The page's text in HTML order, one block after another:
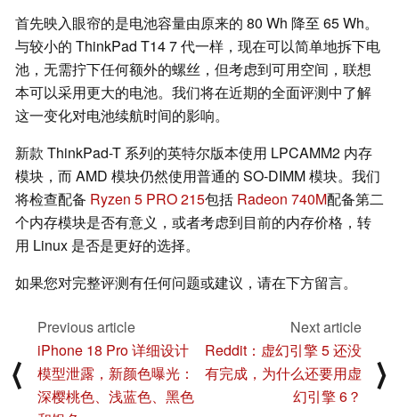
首先映入眼帘的是电池容量由原来的 80 Wh 降至 65 Wh。
与较小的 ThinkPad T14 7 代一样，现在可以简单地拆下电
池，无需拧下任何额外的螺丝，但考虑到可用空间，联想
本可以采用更大的电池。我们将在近期的全面评测中了解
这一变化对电池续航时间的影响。
新款 ThinkPad-T 系列的英特尔版本使用 LPCAMM2 内存
模块，而 AMD 模块仍然使用普通的 SO-DIMM 模块。我们
将检查配备 Ryzen 5 PRO 215包括 Radeon 740M配备第二
个内存模块是否有意义，或者考虑到目前的内存价格，转
用 Linux 是否是更好的选择。
如果您对完整评测有任何问题或建议，请在下方留言。
⟨
Previous article
iPhone 18 Pro 详细设计
模型泄露，新颜色曝光：
深樱桃色、浅蓝色、黑色
Next article
Reddit：虚幻引擎 5 还没
有完成，为什么还要用虚
幻引擎 6？
⟩